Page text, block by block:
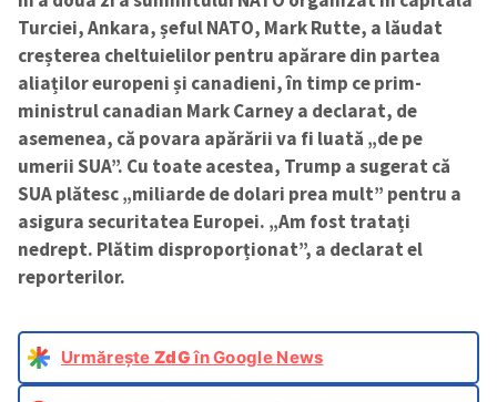
Turciei, Ankara, șeful NATO, Mark Rutte, a lăudat
creșterea cheltuielilor pentru apărare din partea
aliaților europeni și canadieni, în timp ce prim-
ministrul canadian Mark Carney a declarat, de
asemenea, că povara apărării va fi luată „de pe
umerii SUA”. Cu toate acestea, Trump a sugerat că
SUA plătesc „miliarde de dolari prea mult” pentru a
asigura securitatea Europei. „Am fost tratați
nedrept. Plătim disproporționat”, a declarat el
reporterilor.
Urmărește ZdGîn Google News